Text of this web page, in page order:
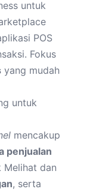
untuk
POS
Fokus
yang mudah
untuk
mencakup
penjualan
Melihat dan
, serta